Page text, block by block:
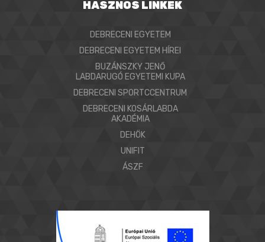
HASZNOS LINKEK
DEBRECENI EGYETEM
DEBRECENI EGYETEM HÍREI
BUZÁNSZKY JENŐ
LABDARUGÓ EGYETEMI KUPA
DEBRECENI SPORTCCENTRUM
DEBRECENI KOSÁRLABDA
AKADÉMIA
DEHÖK
UNIFIT
ÁSZF